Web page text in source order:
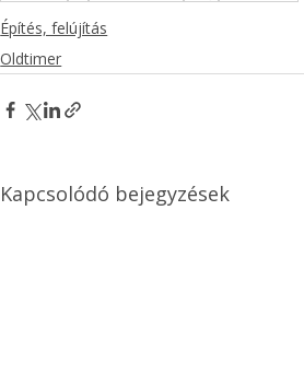
Építés, felújítás
Oldtimer
Kapcsolódó bejegyzések